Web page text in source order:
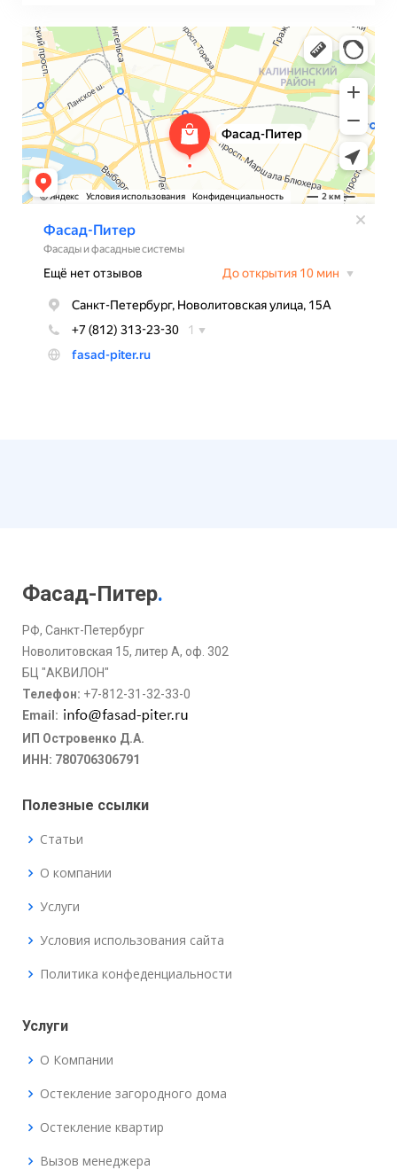
Фасад-Питер.
РФ, Санкт-Петербург
Новолитовская 15, литер А, оф. 302
БЦ "АКВИЛОН"
Телефон: +7-812-31-32-33-0
Email:
ИП Островенко Д.А.
ИНН: 780706306791
Полезные ссылки
Статьи
О компании
Услуги
Условия использования сайта
Политика конфеденциальности
Услуги
О Компании
Остекление загородного дома
Остекление квартир
Вызов менеджера